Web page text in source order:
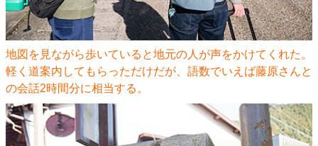
地図を見ながら歩いていると地元の人が声をかけてくれた。
軽く道案内してもらっただけだが、語数でいえば藤原さんと
の会話2時間分に相当する。